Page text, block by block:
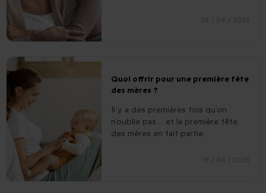
25 / 04 / 2025
Quoi offrir pour une première fête
des mères ?
Il y a des premières fois qu’on
n’oublie pas… et la première fête
des mères en fait partie.
16 / 04 / 2025